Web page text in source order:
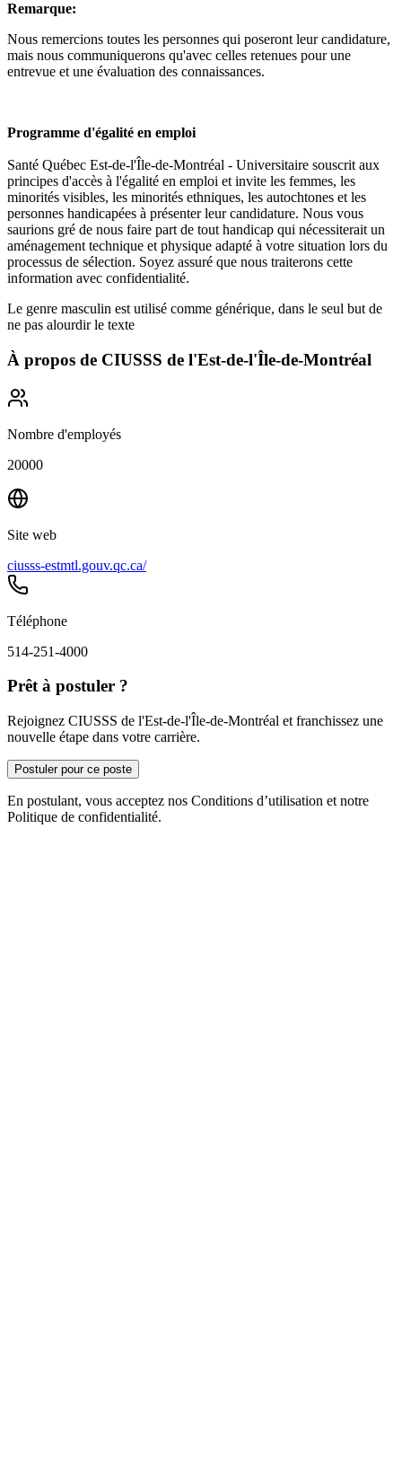
Remarque:
Nous remercions toutes les personnes qui poseront leur candidature,
mais nous communiquerons qu'avec celles retenues pour une
entrevue et une évaluation des connaissances.
Programme d'égalité en emploi
Santé Québec Est-de-l'Île-de-Montréal - Universitaire souscrit aux
principes d'accès à l'égalité en emploi et invite les femmes, les
minorités visibles, les minorités ethniques, les autochtones et les
personnes handicapées à présenter leur candidature. Nous vous
saurions gré de nous faire part de tout handicap qui nécessiterait un
aménagement technique et physique adapté à votre situation lors du
processus de sélection. Soyez assuré que nous traiterons cette
information avec confidentialité.
Le genre masculin est utilisé comme générique, dans le seul but de
ne pas alourdir le texte
À propos de CIUSSS de l'Est-de-l'Île-de-Montréal
Nombre d'employés
20000
Site web
ciusss-estmtl.gouv.qc.ca/
Téléphone
514-251-4000
Prêt à postuler ?
Rejoignez CIUSSS de l'Est-de-l'Île-de-Montréal et franchissez une
nouvelle étape dans votre carrière.
Postuler pour ce poste
En postulant, vous acceptez nos Conditions d’utilisation et notre
Politique de confidentialité.